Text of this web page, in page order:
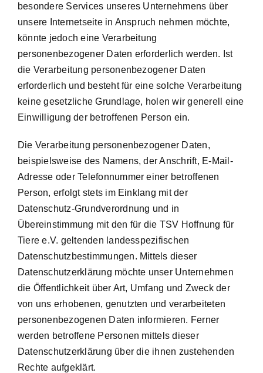
besondere Services unseres Unternehmens über
unsere Internetseite in Anspruch nehmen möchte,
könnte jedoch eine Verarbeitung
personenbezogener Daten erforderlich werden. Ist
die Verarbeitung personenbezogener Daten
erforderlich und besteht für eine solche Verarbeitung
keine gesetzliche Grundlage, holen wir generell eine
Einwilligung der betroffenen Person ein.
Die Verarbeitung personenbezogener Daten,
beispielsweise des Namens, der Anschrift, E-Mail-
Adresse oder Telefonnummer einer betroffenen
Person, erfolgt stets im Einklang mit der
Datenschutz-Grundverordnung und in
Übereinstimmung mit den für die TSV Hoffnung für
Tiere e.V. geltenden landesspezifischen
Datenschutzbestimmungen. Mittels dieser
Datenschutzerklärung möchte unser Unternehmen
die Öffentlichkeit über Art, Umfang und Zweck der
von uns erhobenen, genutzten und verarbeiteten
personenbezogenen Daten informieren. Ferner
werden betroffene Personen mittels dieser
Datenschutzerklärung über die ihnen zustehenden
Rechte aufgeklärt.